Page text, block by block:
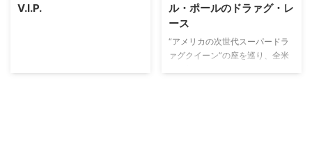
V.I.P.
ル・ポールのドラァグ・レ
ース
“アメリカの次世代スーパードラ
ァグクイーン”の座を巡り、全米